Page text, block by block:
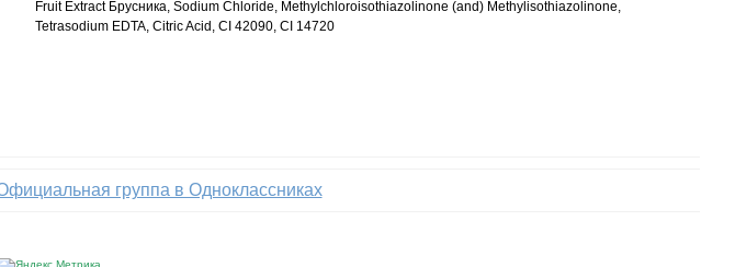
Fruit Extract Брусника, Sodium Chloride, Methylchloroisothiazolinone (and) Methylisothiazolinone,
Tetrasodium EDTA, Citric Acid, CI 42090, CI 14720